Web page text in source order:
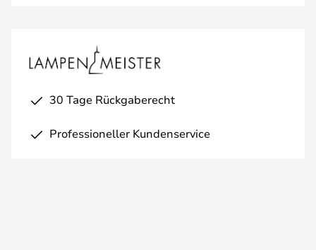
30 Tage Rückgaberecht
Professioneller Kundenservice